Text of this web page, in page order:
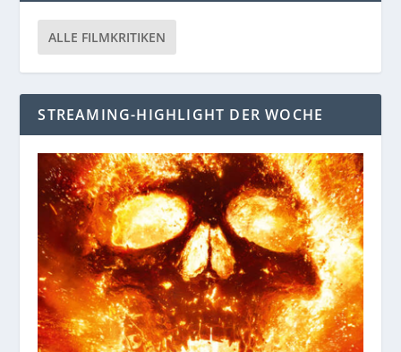
ALLE FILMKRITIKEN
STREAMING-HIGHLIGHT DER WOCHE